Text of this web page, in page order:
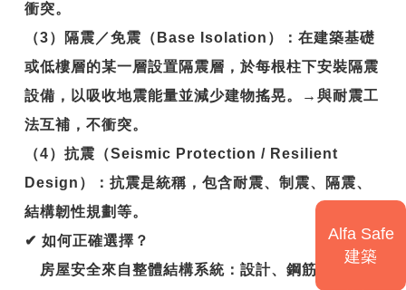
衝突。
（3）隔震／免震（Base Isolation）：在建築基礎
或低樓層的某一層設置隔震層，於每根柱下安裝隔震
設備，以吸收地震能量並減少建物搖晃。→與耐震工
法互補，不衝突。
（4）抗震（Seismic Protection / Resilient
Design）：抗震是統稱，包含耐震、制震、隔震、
結構韌性規劃等。
✔ 如何正確選擇？
房屋安全來自整體結構系統：設計、鋼筋、混凝
Alfa Safe
建築